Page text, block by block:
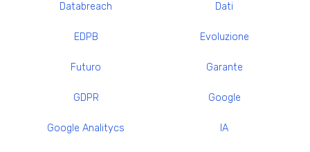
Databreach Dati
EDPB Evoluzione
Futuro Garante
GDPR Google
Google Analitycs IA